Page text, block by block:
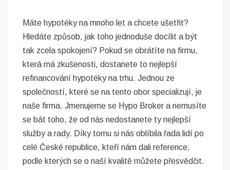
Máte hypotéky na mnoho let a chcete ušetřit?
Hledáte způsob, jak toho jednoduše docílit a být
tak zcela spokojení? Pokud se obrátíte na firmu,
která má zkušenosti, dostanete to nejlepší
refinancování hypotéky na trhu. Jednou ze
společností, které se na tento obor specializují, je
naše firma. Jmenujeme se Hypo Broker a nemusíte
se bát toho, že od nás nedostanete ty nejlepší
služby a rady. Díky tomu si nás oblíbila řada lidí po
celé České republice, kteří nám dali reference,
podle kterých se o naší kvalitě můžete přesvědčit.